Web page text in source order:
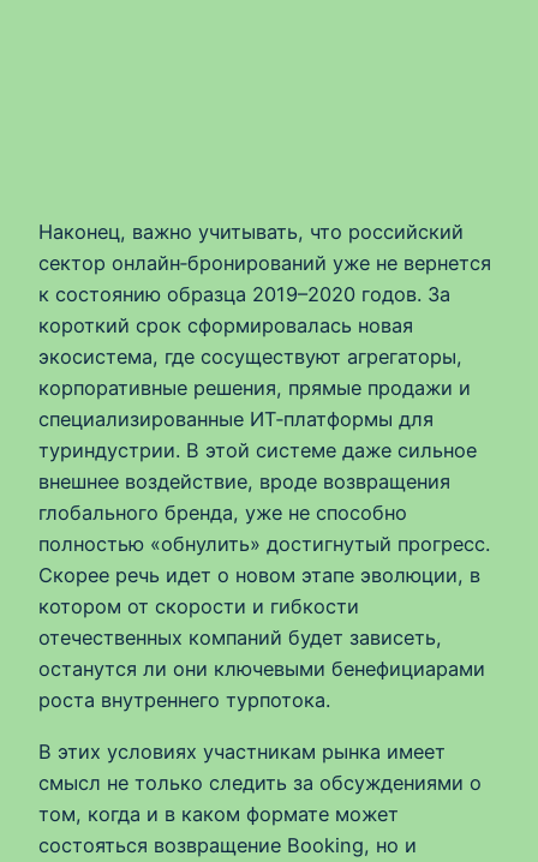
Наконец, важно учитывать, что российский
сектор онлайн‑бронирований уже не вернется
к состоянию образца 2019–2020 годов. За
короткий срок сформировалась новая
экосистема, где сосуществуют агрегаторы,
корпоративные решения, прямые продажи и
специализированные ИТ‑платформы для
туриндустрии. В этой системе даже сильное
внешнее воздействие, вроде возвращения
глобального бренда, уже не способно
полностью «обнулить» достигнутый прогресс.
Скорее речь идет о новом этапе эволюции, в
котором от скорости и гибкости
отечественных компаний будет зависеть,
останутся ли они ключевыми бенефициарами
роста внутреннего турпотока.
В этих условиях участникам рынка имеет
смысл не только следить за обсуждениями о
том, когда и в каком формате может
состояться возвращение Booking, но и